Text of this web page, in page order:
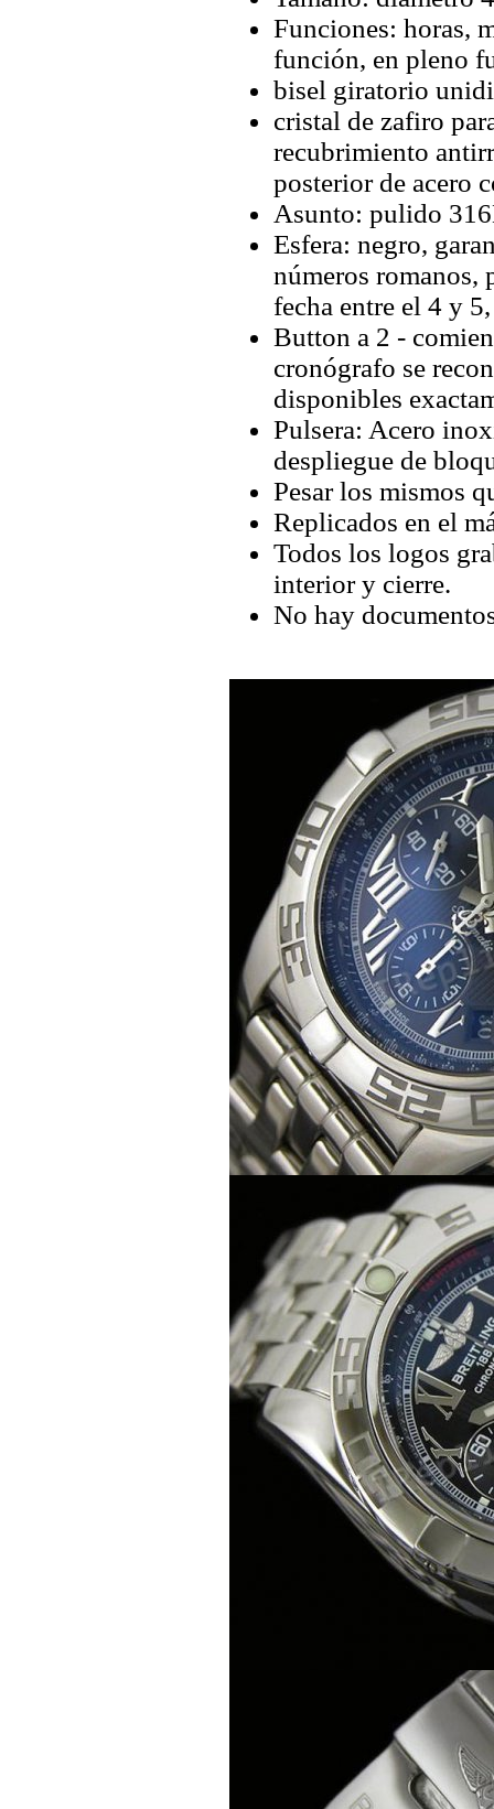
Funciones: horas,
función, en pleno
bisel giratorio
cristal de zafiro
recubrimiento
posterior de acero
Asunto: pulido
Esfera: negro,
números romanos,
fecha entre el 4 y
Button a 2 -
cronógrafo se
disponibles
Pulsera: Acero
despliegue de
Pesar los mismos
Replicados en el
Todos los logos
interior y cierre.
No hay